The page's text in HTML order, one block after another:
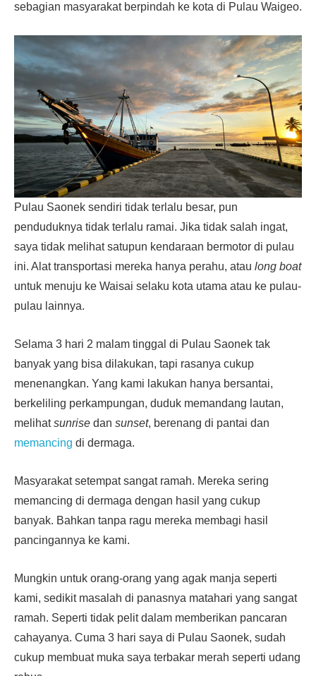
sebagian masyarakat berpindah ke kota di Pulau Waigeo.
Pulau Saonek sendiri tidak terlalu besar, pun
penduduknya tidak terlalu ramai. Jika tidak salah ingat,
saya tidak melihat satupun kendaraan bermotor di pulau
ini. Alat transportasi mereka hanya perahu, atau long boat
untuk menuju ke Waisai selaku kota utama atau ke pulau-
pulau lainnya.
Selama 3 hari 2 malam tinggal di Pulau Saonek tak
banyak yang bisa dilakukan, tapi rasanya cukup
menenangkan. Yang kami lakukan hanya bersantai,
berkeliling perkampungan, duduk memandang lautan,
melihatsunrise dan sunset, berenang di pantai dan
memancing di dermaga.
Masyarakat setempat sangat ramah. Mereka sering
memancing di dermaga dengan hasil yang cukup
banyak. Bahkan tanpa ragu mereka membagi hasil
pancingannya ke kami.
Mungkin untuk orang-orang yang agak manja seperti
kami, sedikit masalah di panasnya matahari yang sangat
ramah. Seperti tidak pelit dalam memberikan pancaran
cahayanya. Cuma 3 hari saya di Pulau Saonek, sudah
cukup membuat muka saya terbakar merah seperti udang